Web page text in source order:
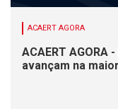
ACAERT AGORA
ACAERT AGORA
avançam na